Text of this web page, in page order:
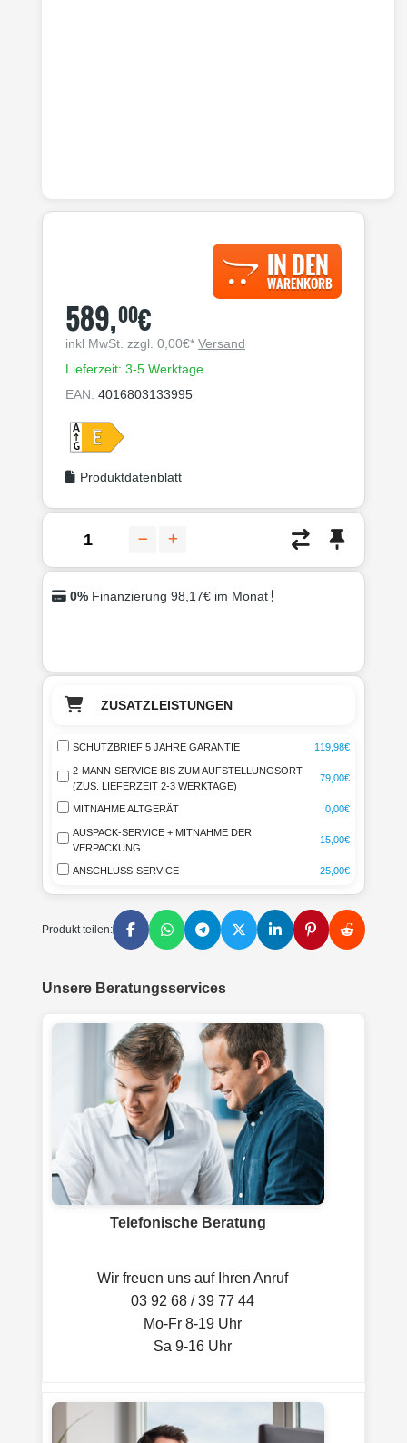
IN DEN
WARENKORB
589,00€
inkl MwSt. zzgl. 0,00€* Versand
Lieferzeit: 3-5 Werktage
EAN: 4016803133995
Produktdatenblatt
0% Finanzierung 98,17€ im Monat
ZUSATZLEISTUNGEN
SCHUTZBRIEF 5 JAHRE GARANTIE 119,98€
2-MANN-SERVICE BIS ZUM AUFSTELLUNGSORT
(ZUS. LIEFERZEIT 2-3 WERKTAGE)
79,00€
MITNAHME ALTGERÄT 0,00€
AUSPACK-SERVICE + MITNAHME DER
VERPACKUNG
15,00€
ANSCHLUSS-SERVICE 25,00€
Produkt teilen:
Unsere Beratungsservices
Telefonische Beratung
Wir freuen uns auf Ihren Anruf
03 92 68 / 39 77 44
Mo-Fr 8-19 Uhr
Sa 9-16 Uhr